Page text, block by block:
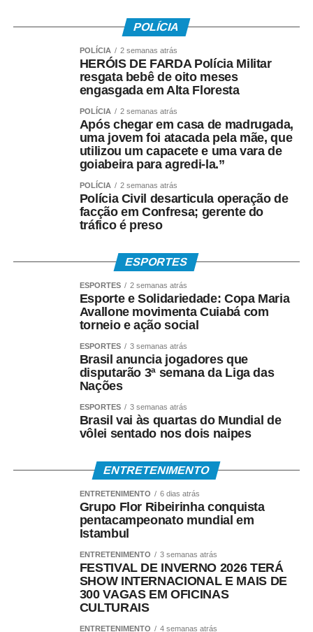
edição ampliam o alcance do evento e aproximam ainda
mais a população das atividades esportivas. “A inclusão
de novas modalidades e a realização de disputas na
Praia do Cortado representam mais uma evolução dos
jogos. Essas mudanças ampliam as oportunidades de
e tornam a competição ainda mais atrativa para atletas,
familiares e espectadores. O esporte tem a capacidade
de unir pessoas, promover inclusão e contribuir para a
qualidade de vida da população”, explicou.
Os 34º Jogos Olímpicos de Sinop e os 3º Jogos
Paralímpicos de Sinop integram a programação do
Festeja Sinop 2026. Promovido pela Prefeitura de Sinop,
o Festeja Sinop 2026 será realizado de 30 de agosto a 14
de setembro, em celebração aos 52 anos de fundação do
município. O calendário oficial das festividades será
divulgado nos próximos dias pela Prefeitura de Sinop.
WhatsApp
Facebook
Twitter
Messenger
LinkedIn
Share
POLÍCIA
POLÍCIA 2 semanas atrás
HERÓIS DE FARDA Polícia Militar
resgata bebê de oito meses
engasgada em Alta Floresta
POLÍCIA 2 semanas atrás
Após chegar em casa de madrugada,
uma jovem foi atacada pela mãe, que
utilizou um capacete e uma vara de
goiabeira para agredi-la.”
POLÍCIA 2 semanas atrás
Polícia Civil desarticula operação de
facção em Confresa; gerente do
tráfico é preso
ESPORTES
ESPORTES 2 semanas atrás
Esporte e Solidariedade: Copa Maria
Avallone movimenta Cuiabá com
torneio e ação social
ESPORTES 3 semanas atrás
Brasil anuncia jogadores que
disputarão 3ª semana da Liga das
Nações
ESPORTES 3 semanas atrás
Brasil vai às quartas do Mundial de
vôlei sentado nos dois naipes
ENTRETENIMENTO
ENTRETENIMENTO 6 dias atrás
Grupo Flor Ribeirinha conquista
pentacampeonato mundial em
Istambul
ENTRETENIMENTO 3 semanas atrás
FESTIVAL DE INVERNO 2026 TERÁ
SHOW INTERNACIONAL E MAIS DE
300 VAGAS EM OFICINAS
CULTURAIS
ENTRETENIMENTO 4 semanas atrás